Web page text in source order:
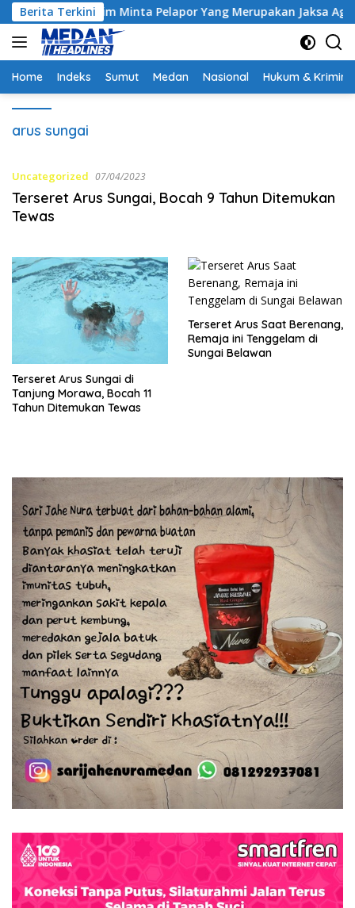
Langsung
ke
konten
Berita Terkini
Hakim Minta Pelapor Yang Merupakan Jaksa Agar
Home Indeks Sumut Medan Nasional Hukum &
arus sungai
Uncategorized 07/04/2023
Terseret Arus Sungai, Bocah 9 Tahun Ditemukan
Tewas
Terseret Arus Sungai di
Tanjung Morawa, Bocah 11
Tahun Ditemukan Tewas
Terseret Arus Saat Berenang,
Remaja ini Tenggelam di
Sungai Belawan